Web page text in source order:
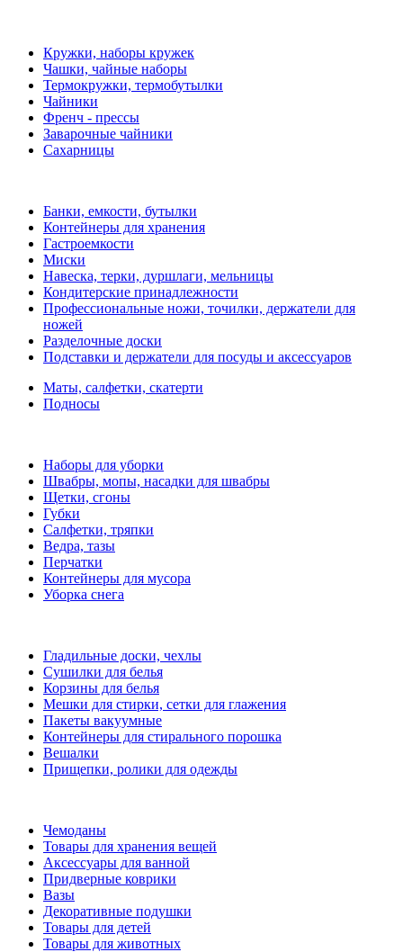
Кружки, наборы кружек
Чашки, чайные наборы
Термокружки, термобутылки
Чайники
Френч - прессы
Заварочные чайники
Сахарницы
Банки, емкости, бутылки
Контейнеры для хранения
Гастроемкости
Миски
Навеска, терки, дуршлаги, мельницы
Кондитерские принадлежности
Профессиональные ножи, точилки, держатели для
ножей
Разделочные доски
Подставки и держатели для посуды и аксессуаров
Маты, салфетки, скатерти
Подносы
Наборы для уборки
Швабры, мопы, насадки для швабры
Щетки, сгоны
Губки
Салфетки, тряпки
Ведра, тазы
Перчатки
Контейнеры для мусора
Уборка снега
Гладильные доски, чехлы
Сушилки для белья
Корзины для белья
Мешки для стирки, сетки для глажения
Пакеты вакуумные
Контейнеры для стирального порошка
Вешалки
Прищепки, ролики для одежды
Чемоданы
Товары для хранения вещей
Аксессуары для ванной
Придверные коврики
Вазы
Декоративные подушки
Товары для детей
Товары для животных